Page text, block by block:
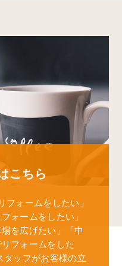
こちら
フォームをしたい」
ォームをしたい」
を広げたい」
「中
フォームをした
タッフがお客様の立